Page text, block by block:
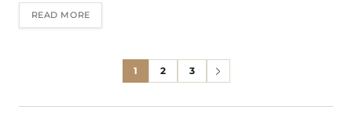
READ MORE
1 2 3